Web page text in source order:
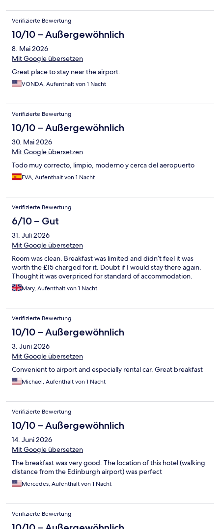
Verifizierte Bewertung
10/10 – Außergewöhnlich
8. Mai 2026
Mit Google übersetzen
Great place to stay near the airport.
VONDA, Aufenthalt von 1 Nacht
Verifizierte Bewertung
10/10 – Außergewöhnlich
30. Mai 2026
Mit Google übersetzen
Todo muy correcto, limpio, moderno y cerca del aeropuerto
EVA, Aufenthalt von 1 Nacht
Verifizierte Bewertung
6/10 – Gut
31. Juli 2026
Mit Google übersetzen
Room was clean. Breakfast was limited and didn’t feel it was
worth the £15 charged for it. Doubt if I would stay there again.
Thought it was overpriced for standard of accommodation.
Mary, Aufenthalt von 1 Nacht
Verifizierte Bewertung
10/10 – Außergewöhnlich
3. Juni 2026
Mit Google übersetzen
Convenient to airport and especially rental car. Great breakfast
Michael, Aufenthalt von 1 Nacht
Verifizierte Bewertung
10/10 – Außergewöhnlich
14. Juni 2026
Mit Google übersetzen
The breakfast was very good. The location of this hotel (walking
distance from the Edinburgh airport) was perfect
Mercedes, Aufenthalt von 1 Nacht
Verifizierte Bewertung